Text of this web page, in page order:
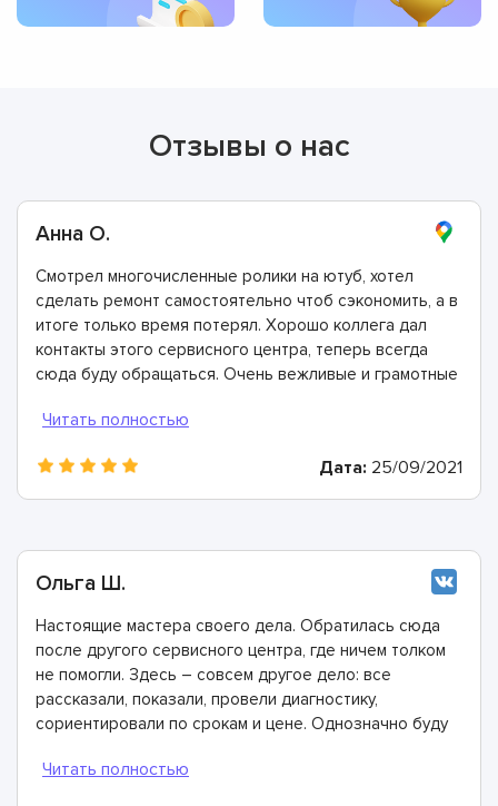
Отзывы о нас
Анна О.
Смотрел многочисленные ролики на ютуб, хотел
сделать ремонт самостоятельно чтоб сэкономить, а в
итоге только время потерял. Хорошо коллега дал
контакты этого сервисного центра, теперь всегда
сюда буду обращаться. Очень вежливые и грамотные
гарантию.
Дата: 25/09/2021
Ольга Ш.
Настоящие мастера своего дела. Обратилась сюда
после другого сервисного центра, где ничем толком
не помогли. Здесь – совсем другое дело: все
рассказали, показали, провели диагностику,
сориентировали по срокам и цене. Однозначно буду